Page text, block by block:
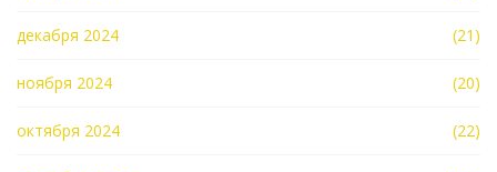
декабря 2024 (21)
ноября 2024 (20)
октября 2024 (22)